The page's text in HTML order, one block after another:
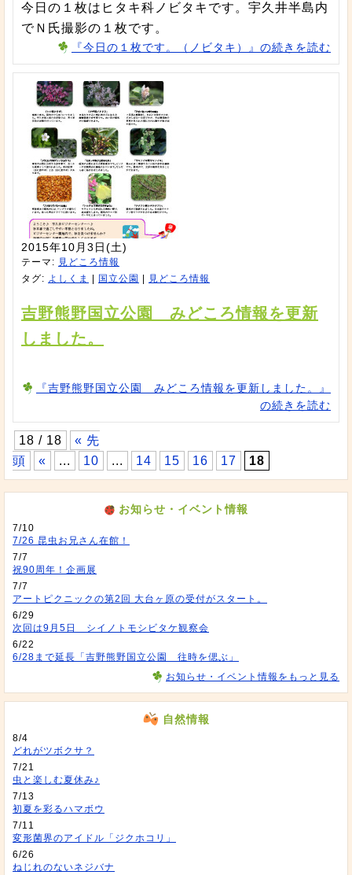
今日の１枚はヒタキ科ノビタキです。宇久井半島内
でＮ氏撮影の１枚です。
『今日の１枚です。（ノビタキ）』の続きを読む
2015年10月3日(土)
テーマ: 見どころ情報
タグ: よしくま 国立公園 見どころ情報
吉野熊野国立公園 みどころ情報を更新
しました。
『吉野熊野国立公園 みどころ情報を更新しました。』
の続きを読む
18 / 18
« 先
頭
« ... 10 ... 14 15 16 17 18
お知らせ・イベント情報
7/10
7/26 昆虫お兄さん在館！
7/7
祝90周年！企画展
7/7
アートピクニックの第2回 大台ヶ原の受付がスタート。
6/29
次回は9月5日 シイノトモシビタケ観察会
6/22
6/28まで延長「吉野熊野国立公園 往時を偲ぶ」
お知らせ・イベント情報をもっと見る
自然情報
8/4
どれがツボクサ？
7/21
虫と楽しむ夏休み♪
7/13
初夏を彩るハマボウ
7/11
変形菌界のアイドル「ジクホコリ」
6/26
ねじれのないネジバナ